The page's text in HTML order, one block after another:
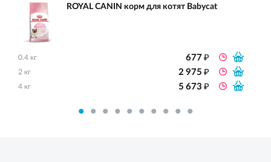
ROYAL CANIN корм для котят Babycat
0.4 кг 677₽
2 кг 2 975₽
4 кг 5 673₽